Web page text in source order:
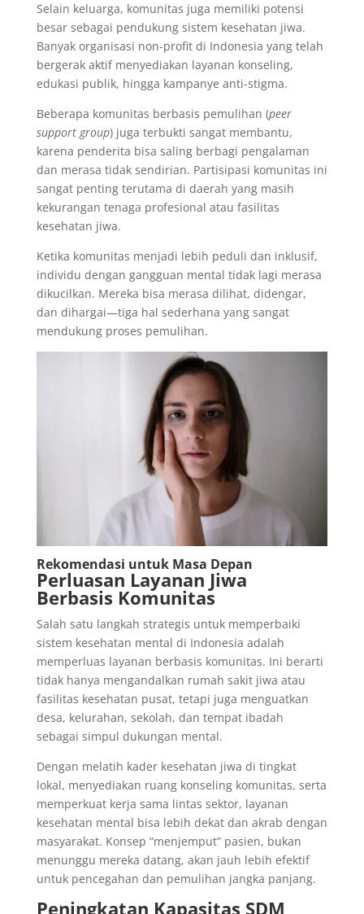
Selain keluarga, komunitas juga memiliki potensi
besar sebagai pendukung sistem kesehatan jiwa.
Banyak organisasi non-profit di Indonesia yang telah
bergerak aktif menyediakan layanan konseling,
edukasi publik, hingga kampanye anti-stigma.
Beberapa komunitas berbasis pemulihan (peer
support group) juga terbukti sangat membantu,
karena penderita bisa saling berbagi pengalaman
dan merasa tidak sendirian. Partisipasi komunitas ini
sangat penting terutama di daerah yang masih
kekurangan tenaga profesional atau fasilitas
kesehatan jiwa.
Ketika komunitas menjadi lebih peduli dan inklusif,
individu dengan gangguan mental tidak lagi merasa
dikucilkan. Mereka bisa merasa dilihat, didengar,
dan dihargai—tiga hal sederhana yang sangat
mendukung proses pemulihan.
Rekomendasi untuk Masa Depan
Perluasan Layanan Jiwa
Berbasis Komunitas
Salah satu langkah strategis untuk memperbaiki
sistem kesehatan mental di Indonesia adalah
memperluas layanan berbasis komunitas. Ini berarti
tidak hanya mengandalkan rumah sakit jiwa atau
fasilitas kesehatan pusat, tetapi juga menguatkan
desa, kelurahan, sekolah, dan tempat ibadah
sebagai simpul dukungan mental.
Dengan melatih kader kesehatan jiwa di tingkat
lokal, menyediakan ruang konseling komunitas, serta
memperkuat kerja sama lintas sektor, layanan
kesehatan mental bisa lebih dekat dan akrab dengan
masyarakat. Konsep “menjemput” pasien, bukan
menunggu mereka datang, akan jauh lebih efektif
untuk pencegahan dan pemulihan jangka panjang.
Peningkatan Kapasitas SDM